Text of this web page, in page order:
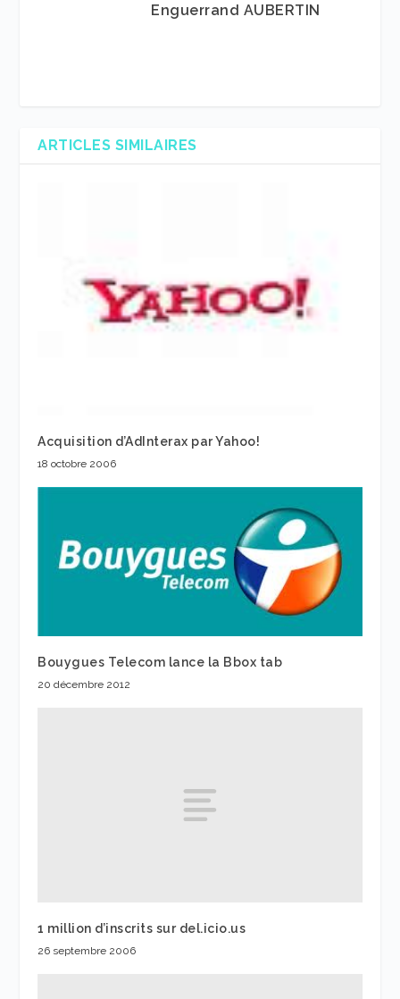
Enguerrand AUBERTIN
ARTICLES SIMILAIRES
Acquisition d’AdInterax par Yahoo!
18 octobre 2006
Bouygues Telecom lance la Bbox tab
20 décembre 2012
1 million d’inscrits sur del.icio.us
26 septembre 2006